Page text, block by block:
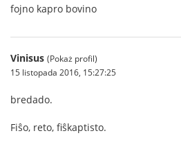
fojno kapro bovino
Vinisus (Pokaż profil)
15 listopada 2016, 15:27:25
bredado.
Fiŝo, reto, fiŝkaptisto.